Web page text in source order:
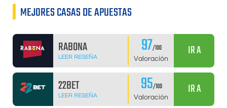
MEJORES CASAS DE APUESTAS
RABONA
LEER RESEÑA 97/100
Valoración
IR A
22BET
LEER RESEÑA 95/100
Valoración
IR A